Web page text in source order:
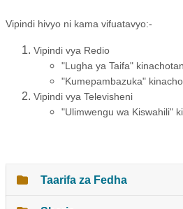
Vipindi hivyo ni kama vifuatavyo:-
Vipindi vya Redio
"Lugha ya Taifa"
"Kumepambazuka"
Vipindi vya Televisheni
"Ulimwengu wa Kiswahili"
Taarifa za Fedha